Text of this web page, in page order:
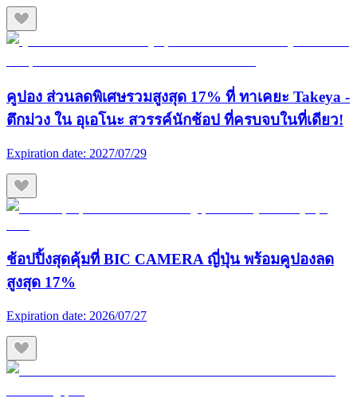
คูปอง ส่วนลดพิเศษรวมสูงสุด 17% ที่ ทาเคยะ Takeya -
ตึกม่วง ใน อุเอโนะ สวรรค์นักช้อป ที่ครบจบในที่เดียว!
Expiration date: 2027/07/29
ช้อปปิ้งสุดคุ้มที่ BIC CAMERA ญี่ปุ่น พร้อมคูปองลด
สูงสุด 17%
Expiration date: 2026/07/27